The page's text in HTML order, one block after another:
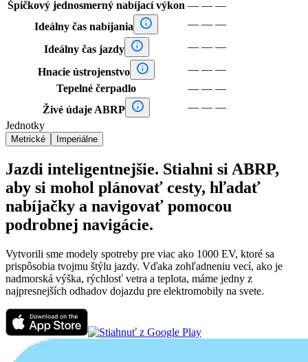
Špičkový jednosmerný nabíjací výkon — — —
Ideálny čas nabíjania
 — — —
Ideálny čas jazdy  — — —
Hnacie ústrojenstvo  — — —
Tepelné čerpadlo
— — —
Živé údaje ABRP  — — —
Jednotky
Metrické Imperiálne
Jazdi inteligentnejšie. Stiahni si ABRP,
aby si mohol plánovať cesty, hľadať
nabíjačky a navigovať pomocou
podrobnej navigácie.
Vytvorili sme modely spotreby pre viac ako 1000 EV, ktoré sa
prispôsobia tvojmu štýlu jazdy. Vďaka zohľadneniu vecí, ako je
nadmorská výška, rýchlosť vetra a teplota, máme jedny z
najpresnejších odhadov dojazdu pre elektromobily na svete.